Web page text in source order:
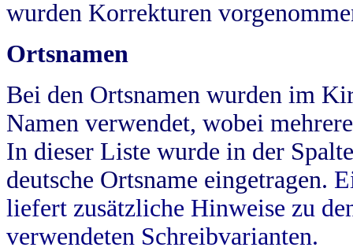
wurden Korrekturen
Ortsnamen
Bei den Ortsnamen wurden im
Namen verwendet, wobei
In dieser Liste wurde in der
deutsche Ortsname eingetragen.
liefert zusätzliche Hinweise zu
verwendeten Schreibvarianten.